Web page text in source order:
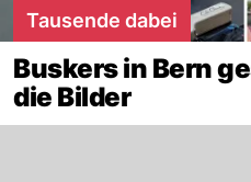
Tausende dabei
Buskers in Bern
die Bilder